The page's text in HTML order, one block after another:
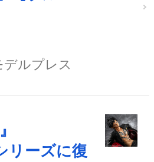
デルプレス
リーズに復